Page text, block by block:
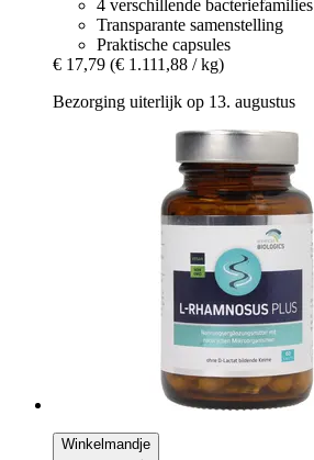
4 verschillende bacteriefamilies
Transparante samenstelling
Praktische capsules
€ 17,79 (€ 1.111,88 / kg)
Bezorging uiterlijk op 13. augustus
Winkelmandje